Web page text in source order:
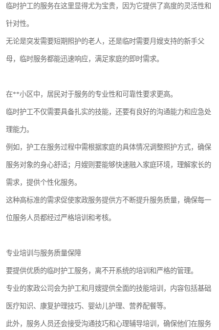
临时护工的服务在这里显得尤为宝贵，因为它提供了高度的灵活性和
针对性。
无论是突发需要短期照护的老人，还是临时需要月嫂支持的新手父
母，临时服务都能迅速响应，满足家庭的即时需求。
在**小区中，居民对于服务的专业性和可靠性要求更高。
临时护工不仅需要具备扎实的技能，还要有良好的沟通能力和应急处
理能力。
例如，护工在服务过程中需根据家庭的具体情况调整照护方式，确保
服务对象的身心舒适；月嫂则要能够快速融入家庭环境，理解家长的
需求，提供个性化服务。
这种高标准的需求促使家政服务提供方不断提升服务质量，确保每一
位服务人员都经过严格培训和考核。
专业培训与服务质量保障
要提供优质的临时护工服务，离不开系统的培训和严格的管理。
专业的家政公司会为护工和月嫂提供全面的技能培训，内容包括基础
医疗知识、康复护理技巧、婴幼儿护理、营养配餐等。
此外，服务人员还会接受沟通技巧和心理辅导培训，确保他们在服务